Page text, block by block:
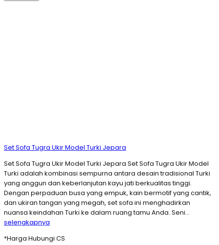
Set Sofa Tugra Ukir Model Turki Jepara
Set Sofa Tugra Ukir Model Turki Jepara Set Sofa Tugra Ukir Model
Turki adalah kombinasi sempurna antara desain tradisional Turki
yang anggun dan keberlanjutan kayu jati berkualitas tinggi.
Dengan perpaduan busa yang empuk, kain bermotif yang cantik,
dan ukiran tangan yang megah, set sofa ini menghadirkan
nuansa keindahan Turki ke dalam ruang tamu Anda. Seni…
selengkapnya
*Harga Hubungi CS